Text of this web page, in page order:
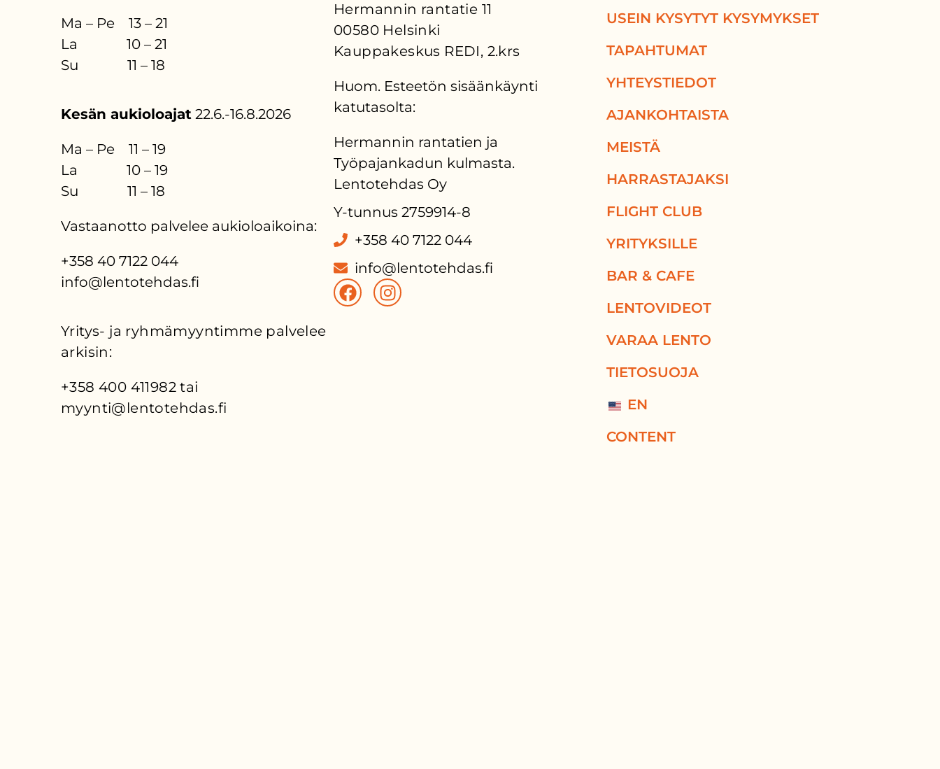
Ma – Pe 13 – 21
La 10 – 21
Su 11 – 18
Kesän aukioloajat 22.6.-16.8.2026
Ma – Pe 11 – 19
La 10 – 19
Su 11 – 18
Vastaanotto palvelee aukioloaikoina:
+358 40 7122 044
info@lentotehdas.fi
Yritys- ja ryhmämyyntimme palvelee
arkisin:
+358 400 411982 tai
myynti@lentotehdas.fi
Hermannin rantatie 11
00580 Helsinki
Kauppakeskus REDI, 2.krs
Huom. Esteetön sisäänkäynti
katutasolta:
Hermannin rantatien ja
Työpajankadun kulmasta.
Lentotehdas Oy
Y-tunnus 2759914-8
+358 40 7122 044
info@lentotehdas.fi
USEIN KYSYTYT KYSYMYKSET
TAPAHTUMAT
YHTEYSTIEDOT
AJANKOHTAISTA
MEISTÄ
HARRASTAJAKSI
FLIGHT CLUB
YRITYKSILLE
BAR & CAFE
LENTOVIDEOT
VARAA LENTO
TIETOSUOJA
EN
CONTENT